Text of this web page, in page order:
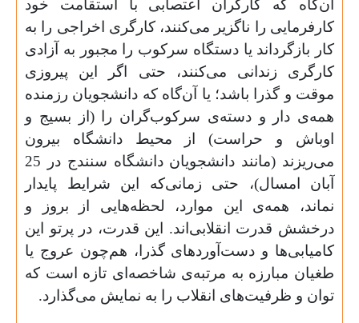
آن‌گاه که کارگران اعتصابی با استقامت خود
کارفرمایی را ناگزیر می‌کنند، کارگری اخراجی را به
کار بازگرداند یا دستگاه سرکوب را مجبور به آزادی
کارگری زندانی می‌کنند، حتی اگر این پیروزی
موقت و گذرا باشد؛ یا آن‌گاه که دانشجویان رزمنده
همه‌ی دار و دسته‌ی سرکوب‌گران را (از بسیج و
اوباش و حراست) از محیط دانشگاه بیرون
می‌ریزند (مانند دانشجویان دانشگاه سنندج در 25
آبان امسال)، حتی زمانی‌که این شرایط پایدار
نماند، همه‌ی این موارد، لحظه‌هایی از بروز و
درخشش قدرت انقلابی‌اند. این قدرت، در پرتو این
کامیابی‌ها و دست‌آوردهای گذرا، هم‌چون عروج یا
طغیان مبارزه به مرتبه‌‌ی شاخصه‌ای تازه است که
توان و ظرفیت‌های انقلاب را به نمایش می‌گذارد.